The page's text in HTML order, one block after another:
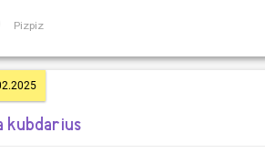
Pizpiz
kubdarius